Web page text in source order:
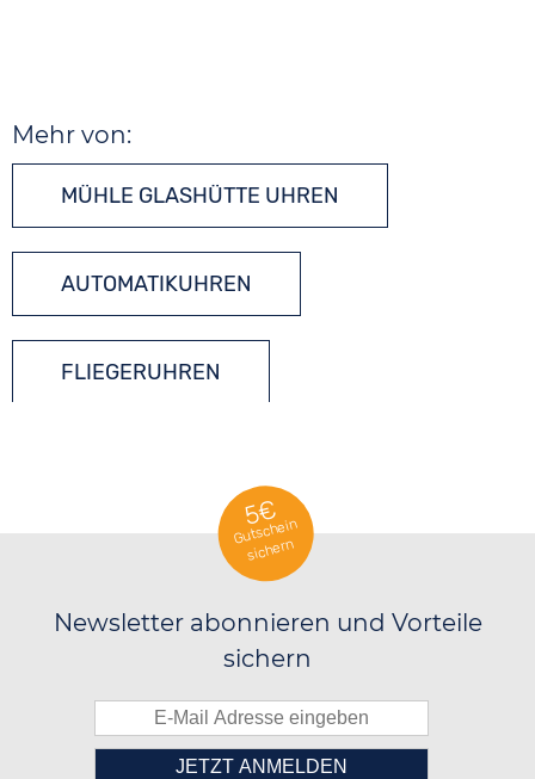
Mehr von:
MÜHLE GLASHÜTTE UHREN
AUTOMATIKUHREN
FLIEGERUHREN
5€
Gutschein
sichern
Newsletter abonnieren und Vorteile
sichern